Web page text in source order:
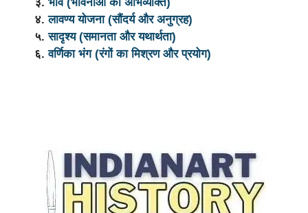
४.लावण्य योजना (सौंदर्य और अनुग्रह)
५.सादृश्य (समानता और यथार्थता)
६.वर्णिका भंग (रंगों का मिश्रण और प्रयोग)